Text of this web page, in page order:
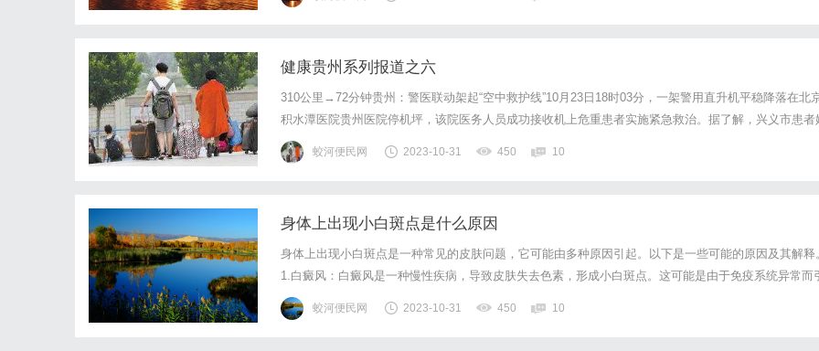
健康贵州系列报道之六
310公里→72分钟贵州：警医联动架起“空中救护线”10月23日18时03分，一架警用直升机平稳降落在北
积水潭医院贵州医院停机坪，该院医务人员成功接收机上危重患者实施紧急救治。据了解，兴义市患者
女士从近三米的高处坠落，导致头部、胸骨严重损伤，手脚粉碎性骨折，情况十分危急。在当地医院初
处理后，欲转院至北京积水潭医院贵州医院救治。然而，兴义至贵阳直线距离3...
蛟河便民网 2023-10-31 450 10
身体上出现小白斑点是什么原因
身体上出现小白斑点是一种常见的皮肤问题，它可能由多种原因引起。以下是一些可能的原因及其解释
1.白癜风：白癜风是一种慢性疾病，导致皮肤失去色素，形成小白斑点。这可能是由于免疫系统异常而引
起的。2.日晒：长时间暴露在阳光下，特别是没有做好防晒措施时，会导致皮肤产生色素沉着不均，从而
形成小白斑点。3.真菌感染：某些真菌感染，例如白癣，会导致皮肤出现小白斑点。这可...
蛟河便民网 2023-10-31 450 10